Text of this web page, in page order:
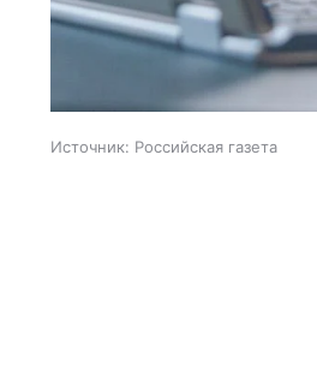
Источник: Российская газета